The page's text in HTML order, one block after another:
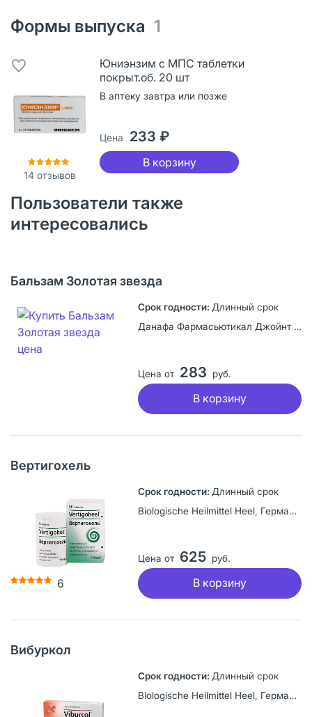
Формы выпуска 1
14отзывов
Юниэнзим с МПС таблетки
покрыт.об. 20 шт
В аптеку завтра или позже
Цена 233 ₽
В корзину
Пользователи также
интересовались
Бальзам Золотая звезда
Длинный срок
Данафа Фармасьютикал Джойнт Сток Компани, Вьетнам
Цена от 283 руб.
В корзину
Вертигохель
6
Длинный срок
Biologische Heilmittel Heel, Германия
Цена от 625 руб.
В корзину
Вибуркол
Длинный срок
Biologische Heilmittel Heel, Германия